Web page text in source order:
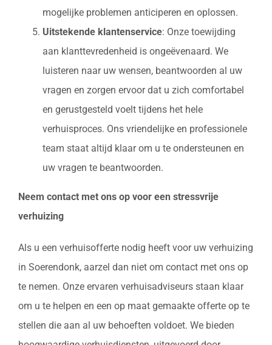
mogelijke problemen anticiperen en oplossen.
Uitstekende klantenservice: Onze toewijding
aan klanttevredenheid is ongeëvenaard. We
luisteren naar uw wensen, beantwoorden al uw
vragen en zorgen ervoor dat u zich comfortabel
en gerustgesteld voelt tijdens het hele
verhuisproces. Ons vriendelijke en professionele
team staat altijd klaar om u te ondersteunen en
uw vragen te beantwoorden.
Neem contact met ons op voor een stressvrije
verhuizing
Als u een verhuisofferte nodig heeft voor uw verhuizing
in Soerendonk, aarzel dan niet om contact met ons op
te nemen. Onze ervaren verhuisadviseurs staan klaar
om u te helpen en een op maat gemaakte offerte op te
stellen die aan al uw behoeften voldoet. We bieden